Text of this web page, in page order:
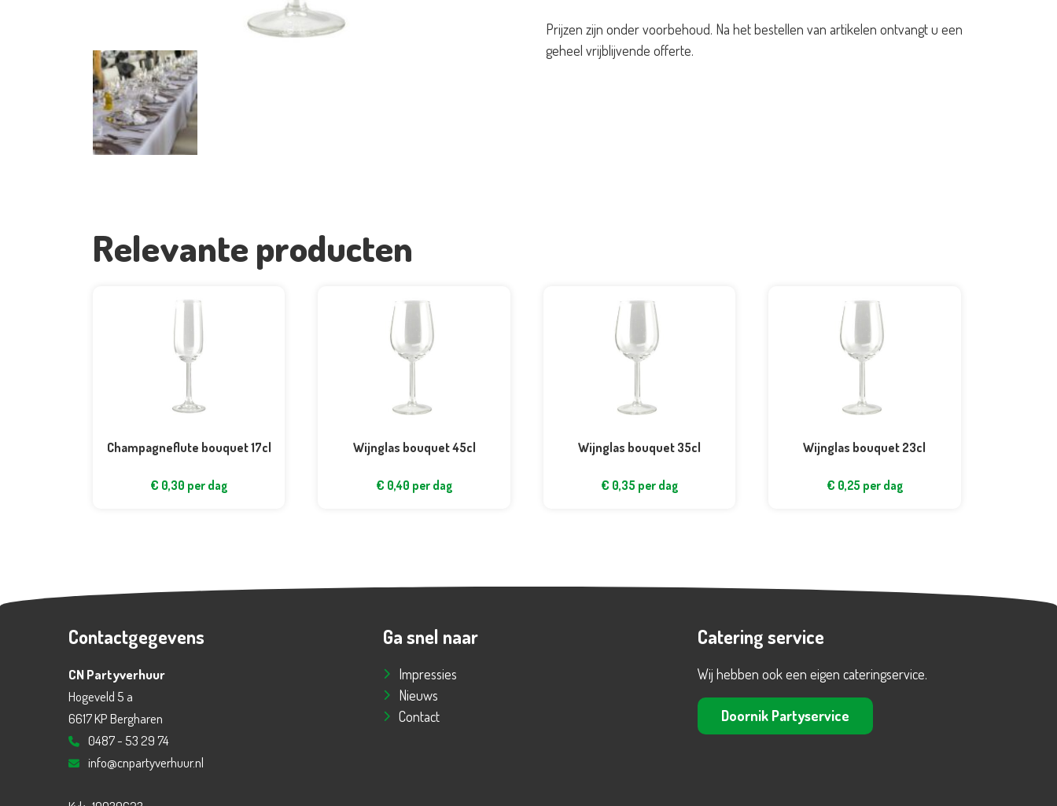
Prijzen zijn onder voorbehoud. Na het bestellen van artikelen ontvangt u een
geheel vrijblijvende offerte.
Relevante producten
Champagneflute bouquet 17cl
€ 0,30 per dag
Wijnglas bouquet 45cl
€ 0,40 per dag
Wijnglas bouquet 35cl
€ 0,35 per dag
Wijnglas bouquet 23cl
€ 0,25 per dag
Contactgegevens
CN Partyverhuur
Hogeveld 5 a
6617 KP Bergharen
0487 - 53 29 74
info@cnpartyverhuur.nl
Ga snel naar
Impressies
Nieuws
Contact
Catering service
Wij hebben ook een eigen cateringservice.
Doornik Partyservice